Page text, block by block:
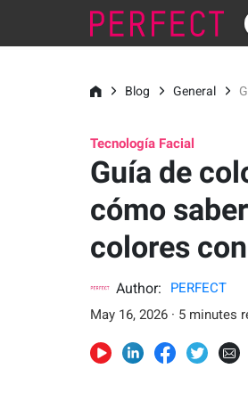
Blog General
Tecnología Facial
Guía de
cómo
colores
Author:
PERFECT
May 16, 2026 · 5 minutes